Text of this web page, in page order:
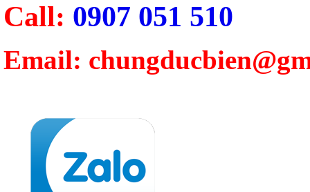
Call: 0907 051 510
Email: